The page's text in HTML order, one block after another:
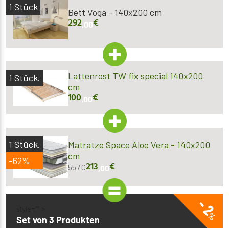
1 Stück
Bett Voga - 140x200 cm
292,00€
1 Stück.
Lattenrost TW fix special 140x200
cm
100,00€
1 Stück.
-62%
Matratze Space Aloe Vera - 140x200
cm
557€213,00€
- 2
%
Set von 3 Produkten